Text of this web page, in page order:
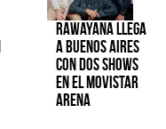
Rawayana llega
a Buenos Aires
con dos shows
en el Movistar
Arena